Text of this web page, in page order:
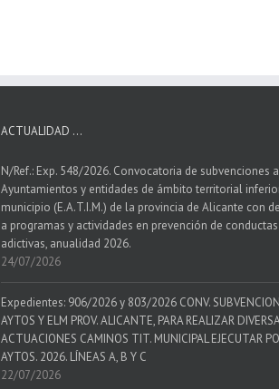
ACTUALIDAD …
N/Ref.: Exp. 548/2026. Convocatoria de subvenciones a
Ayuntamientos y entidades de ámbito territorial
municipio (E.A.T.I.M.) de la provincia de Alicante con
a programas y actividades en prevención de conductas
adictivas, anualidad 2026.
24/07/2026
Expedientes: 906/2026 y 803/2026 CONV.
AYTOS Y ELM PROV. ALICANTE, PARA REALIZAR
ACTUACIONES CAMINOS TIT. MUNICIPAL EJECUTAR
AYTOS. 2026. LÍNEAS A, B Y C
22/07/2026